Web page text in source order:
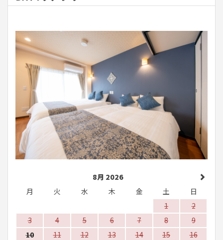
8月 2026
月
火 水 木 金 土
日
1
2
3
4 5 6 7 8
9
10
11 12 13 14 15
16